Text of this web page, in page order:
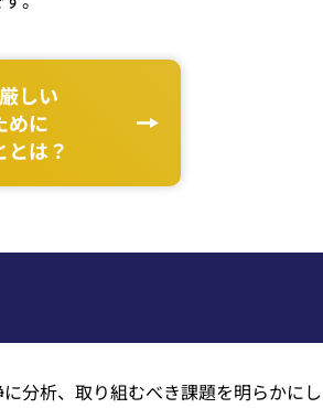
しい
めに
は？
分析、取り組むべき課題を明らかにし